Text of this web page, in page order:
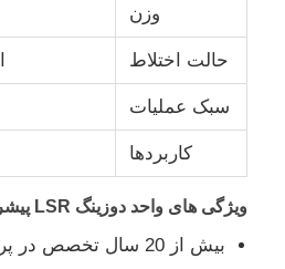
کارخانه تور
کنترل کیفیت
تماس با ما
وزن
حالت اختلاط
سبک عملیات
کاربردها
ویژگی های واحد دوزینگ LSR پیشرفته
بیش از 20 سال تخصص در پردازش LSR